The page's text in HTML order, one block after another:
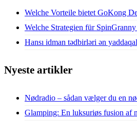
Welche Vorteile bietet GoKong
Welche Strategien für
Hansı idman tədbirləri ən
Nyeste artikler
Nødradio – sådan vælger du en
Glamping: En luksuriøs fusion af